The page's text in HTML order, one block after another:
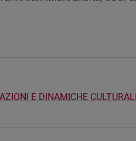
E DINAMICHE